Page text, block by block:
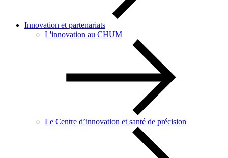
Innovation et partenariats
L'innovation au CHUM
Le Centre d’innovation et santé de précision